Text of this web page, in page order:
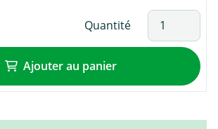
Quantité
Ajouter au panier